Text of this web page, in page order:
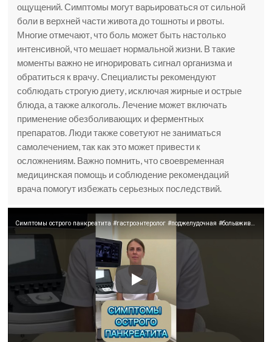
ощущений. Симптомы могут варьироваться от сильной
боли в верхней части живота до тошноты и рвоты.
Многие отмечают, что боль может быть настолько
интенсивной, что мешает нормальной жизни. В такие
моменты важно не игнорировать сигнал организма и
обратиться к врачу. Специалисты рекомендуют
соблюдать строгую диету, исключая жирные и острые
блюда, а также алкоголь. Лечение может включать
применение обезболивающих и ферментных
препаратов. Люди также советуют не заниматься
самолечением, так как это может привести к
осложнениям. Важно помнить, что своевременная
медицинская помощь и соблюдение рекомендаций
врача помогут избежать серьезных последствий.
Симптомы острого панкреатита #гастроэнтеролог #поджелудочная #больвживоте